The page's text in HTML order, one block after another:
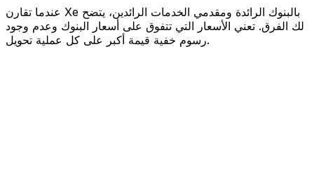
عندما تقارن Xe بالبنوك الرائدة ومقدمي الخدمات الرائدين، يتضح
لك الفرق. تعني الأسعار التي تتفوق على أسعار البنوك وعدم وجود
رسوم خفية قيمة أكبر على كل عملية تحويل.